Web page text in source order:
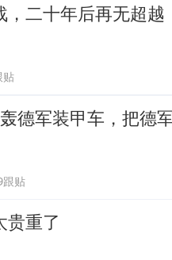
，二十年后再无超越
贴
德军装甲车，把德
跟贴
贵重了